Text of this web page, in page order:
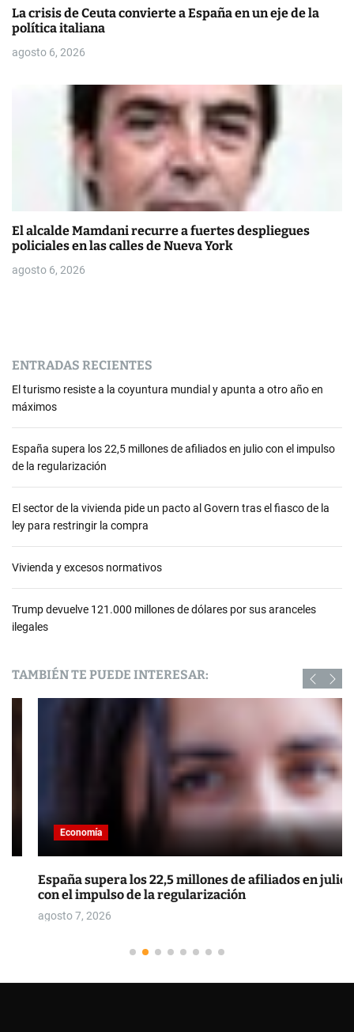
La crisis de Ceuta convierte a España en un eje de la
política italiana
agosto 6, 2026
El alcalde Mamdani recurre a fuertes despliegues
policiales en las calles de Nueva York
agosto 6, 2026
ENTRADAS RECIENTES
El turismo resiste a la coyuntura mundial y apunta a otro año en
máximos
España supera los 22,5 millones de afiliados en julio con el impulso
de la regularización
El sector de la vivienda pide un pacto al Govern tras el fiasco de la
ley para restringir la compra
Vivienda y excesos normativos
Trump devuelve 121.000 millones de dólares por sus aranceles
ilegales
TAMBIÉN TE PUEDE INTERESAR:
Economía
España supera los 22,5 millones de afiliados en julio
con el impulso de la regularización
agosto 7, 2026